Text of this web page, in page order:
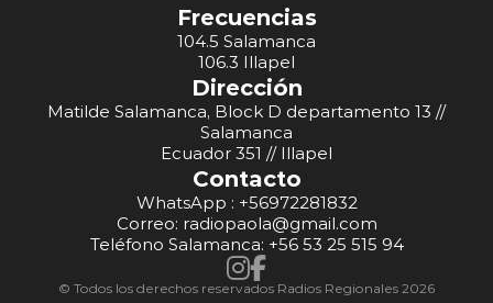
Frecuencias
104.5 Salamanca
106.3 Illapel
Dirección
Matilde Salamanca, Block D departamento 13 //
Salamanca
Ecuador 351 // Illapel
Contacto
WhatsApp : +56972281832
Correo: radiopaola@gmail.com
Teléfono Salamanca: +56 53 25 515 94
© Todos los derechos reservados Radios Regionales 2026